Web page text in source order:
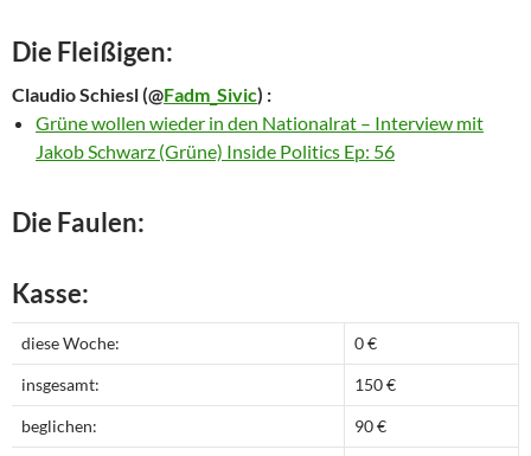
Die Fleißigen:
Claudio Schiesl(@Fadm_Sivic) :
Grüne wollen wieder in den Nationalrat – Interview mit
Jakob Schwarz (Grüne) Inside Politics Ep: 56
Die Faulen:
Kasse:
diese Woche: 0 €
insgesamt: 150 €
beglichen: 90 €